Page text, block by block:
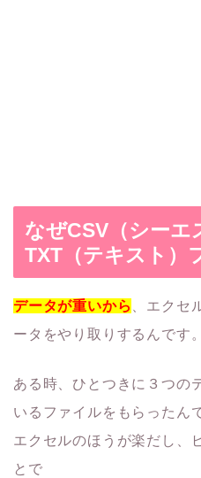
なぜCSV（シーエ
TXT（テキスト）
データが重いから
、エクセ
ータをやり取りするんです。
ある時、ひとつきに３つの
いるファイルをもらったん
エクセルのほうが楽だし、
とで